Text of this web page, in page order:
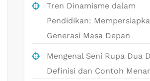
Tren Dinamisme dalam
Pendidikan:
Generasi Masa Depan
Mengenal Seni Rupa Dua
Definisi dan Contoh